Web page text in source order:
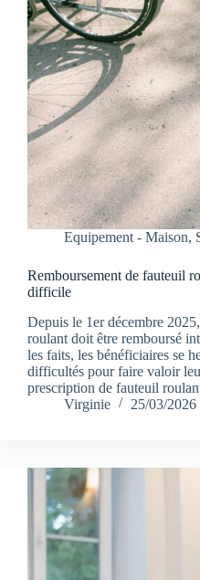
Equipement - Maison,
Remboursement de fauteuil
difficile
Depuis le 1er décembre
roulant doit être remboursé
les faits, les bénéficiaires se
difficultés pour faire valoir
prescription de fauteuil
Virginie
25/03/2026